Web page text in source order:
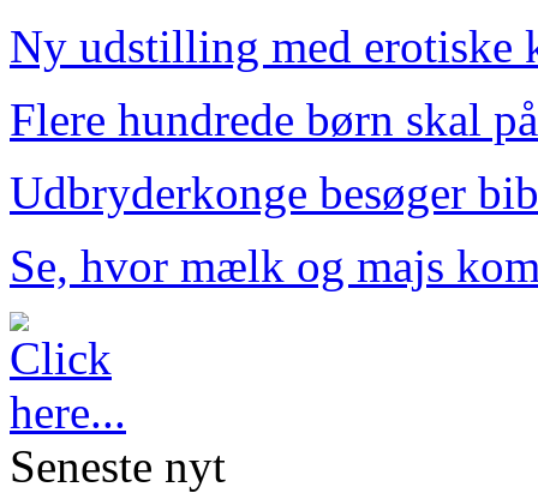
Ny udstilling med erotiske
Flere hundrede børn skal
Udbryderkonge besøger
Se, hvor mælk og majs
Seneste nyt